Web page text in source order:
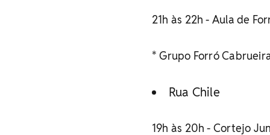
21h às 22h - Aula de
* Grupo Forró
Rua Chile
19h às 20h - Cortejo